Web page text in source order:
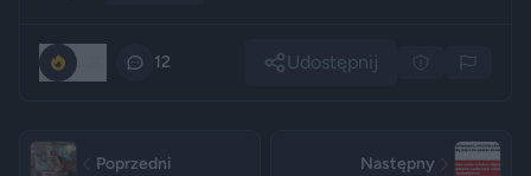
12 Udostępnij
Poprzedni Następny